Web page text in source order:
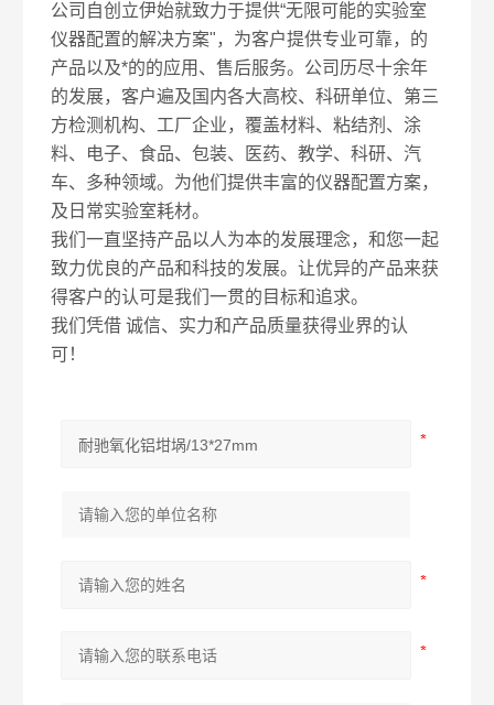
公司自创立伊始就致力于提供“无限可能的实验室
仪器配置的解决方案"，为客户提供专业可靠，的
产品以及*的的应用、售后服务。公司历尽十余年
的发展，客户遍及国内各大高校、科研单位、第三
方检测机构、工厂企业，覆盖材料、粘结剂、涂
料、电子、食品、包装、医药、教学、科研、汽
车、多种领域。为他们提供丰富的仪器配置方案，
及日常实验室耗材。
我们一直坚持产品以人为本的发展理念，和您一起
致力优良的产品和科技的发展。让优异的产品来获
得客户的认可是我们一贯的目标和追求。
我们凭借 诚信、实力和产品质量获得业界的认
可！